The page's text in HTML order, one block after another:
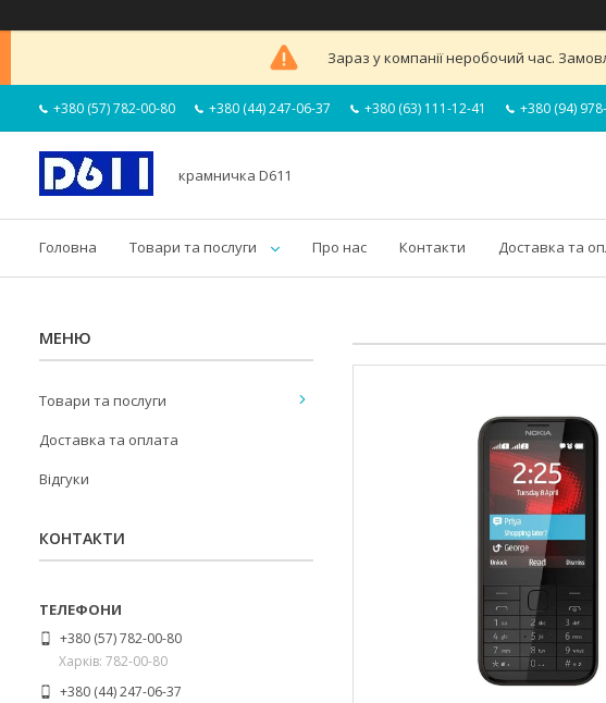
Зараз у компанії неробочий час.
+380 (57) 782-00-80 +380 (44) 247-06-37 +380 (63) 111-12-41 +380 (94)
крамничка D611
Головна Товари та послуги Про нас Контакти Доставка та
Товари та послуги
Доставка та оплата
Відгуки
КОНТАКТИ
+380 (57) 782-00-80
Харків: 782-00-80
+380 (44) 247-06-37